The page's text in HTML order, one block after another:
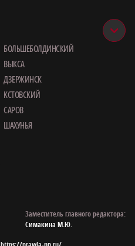
БОЛЬШЕБОЛДИНСКИЙ
ВЫКСА
ДЗЕРЖИНСК
КСТОВСКИЙ
САРОВ
ШАХУНЬЯ
Заместитель главного редактора:
Симакина М.Ю.